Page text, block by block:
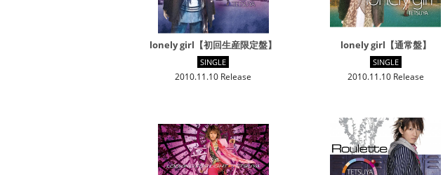
lonely girl【初回生産限定盤】
SINGLE
2010.11.10 Release
lonely girl【通常盤】
SINGLE
2010.11.10 Release